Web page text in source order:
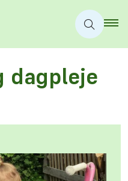
dagpleje